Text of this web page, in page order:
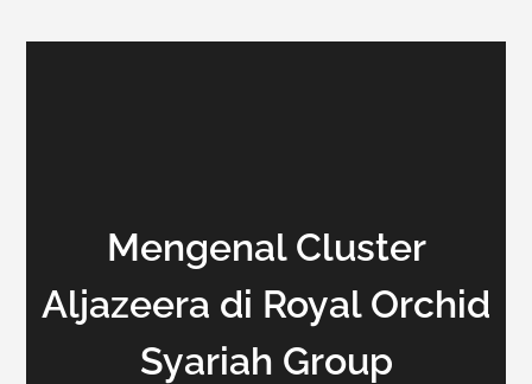
Mengenal Cluster
Aljazeera di Royal Orchid
Syariah Group